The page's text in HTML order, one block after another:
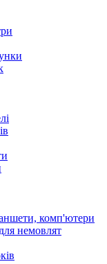
комп'ютери
немовлят